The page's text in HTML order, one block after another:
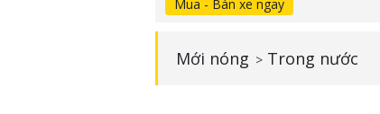
Mua - Bán xe ngay
Mới nóng > Trong nước